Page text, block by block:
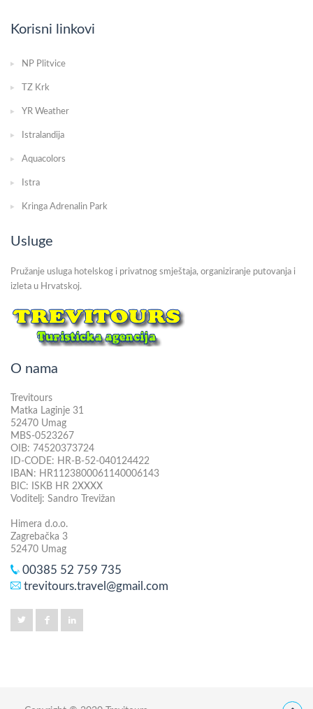
Korisni linkovi
NP Plitvice
TZ Krk
YR Weather
Istralandija
Aquacolors
Istra
Kringa Adrenalin Park
Usluge
Pružanje usluga hotelskog i privatnog smještaja, organiziranje putovanja i
izleta u Hrvatskoj.
O nama
Trevitours
Matka Laginje 31
52470 Umag
MBS-0523267
OIB: 74520373724
ID-CODE: HR-B-52-040124422
IBAN: HR1123800061140006143
BIC: ISKB HR 2XXXX
Voditelj: Sandro Trevižan
Himera d.o.o.
Zagrebačka 3
52470 Umag
00385 52 759 735
trevitours.travel@gmail.com